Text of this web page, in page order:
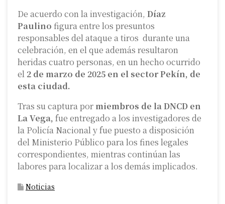
De acuerdo con la investigación, Díaz
Paulino figura entre los presuntos
responsables del ataque a tiros durante una
celebración, en el que además resultaron
heridas cuatro personas, en un hecho ocurrido
el 2 de marzo de 2025 en el sector Pekín, de
esta ciudad.
Tras su captura por miembros de la DNCD en
La Vega, fue entregado a los investigadores de
la Policía Nacional y fue puesto a disposición
del Ministerio Público para los fines legales
correspondientes, mientras continúan las
labores para localizar a los demás implicados.
Noticias